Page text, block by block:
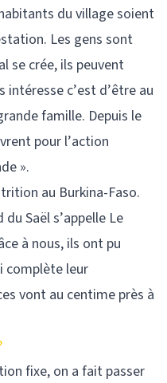
du village soient
Les gens sont
se crée, ils peuvent
intéresse c’est d’être au
famille. Depuis le
pour l’action
».
au Burkina-Faso.
Saël s’appelle Le
à nous, ils ont pu
complète leur
vont au centime près à
fixe, on a fait passer